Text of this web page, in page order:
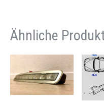
Ähnliche